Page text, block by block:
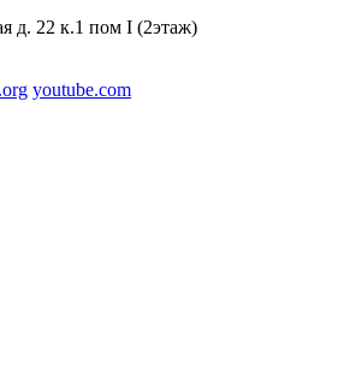
д. 22 к.1 пом I (2этаж)
youtube.com